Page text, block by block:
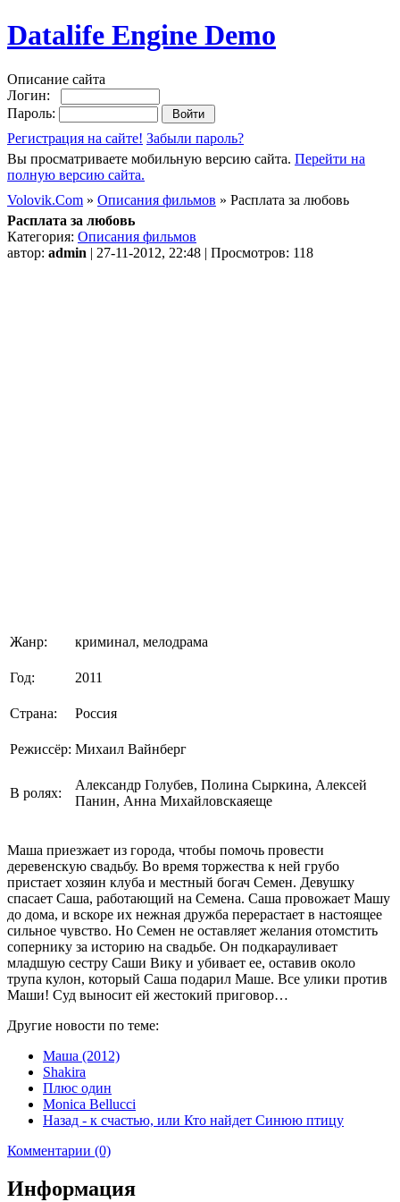
Datalife Engine Demo
Описание сайта
Логин:
Пароль:
Регистрация на сайте! Забыли пароль?
Вы просматриваете мобильную версию сайта. Перейти на
полную версию сайта.
Volovik.Com » Описания фильмов » Расплата за любовь
Расплата за любовь
Категория: Описания фильмов
автор: admin | 27-11-2012, 22:48 | Просмотров: 118
Жанр: криминал, мелодрама
Год: 2011
Страна: Россия
Режиссёр: Михаил Вайнберг
В ролях:
Александр Голубев, Полина Сыркина, Алексей
Панин, Анна Михайловскаяеще
Маша приезжает из города, чтобы помочь провести
деревенскую свадьбу. Во время торжества к ней грубо
пристает хозяин клуба и местный богач Семен. Девушку
спасает Саша, работающий на Семена. Саша провожает Машу
до дома, и вскоре их нежная дружба перерастает в настоящее
сильное чувство. Но Семен не оставляет желания отомстить
сопернику за историю на свадьбе. Он подкарауливает
младшую сестру Саши Вику и убивает ее, оставив около
трупа кулон, который Саша подарил Маше. Все улики против
Маши! Суд выносит ей жестокий приговор…
Другие новости по теме:
Маша (2012)
Shakira
Плюс один
Monica Bellucci
Назад - к счастью, или Кто найдет Синюю птицу
Комментарии (0)
Информация